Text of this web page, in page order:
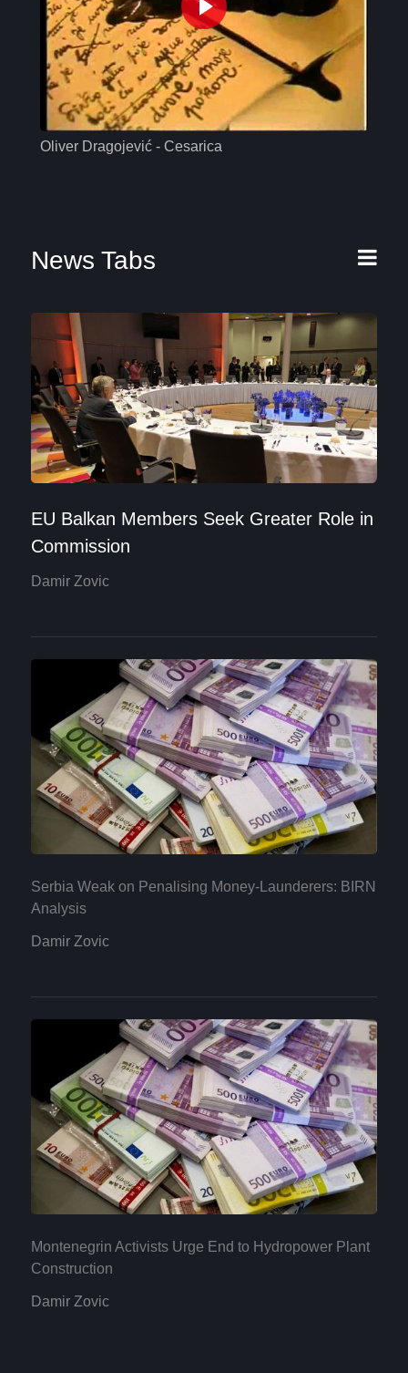
Oliver Dragojević - Cesarica
News Tabs
EU Balkan Members Seek Greater Role in
Commission
Damir Zovic
Serbia Weak on Penalising Money-Launderers: BIRN
Analysis
Damir Zovic
Montenegrin Activists Urge End to Hydropower Plant
Construction
Damir Zovic